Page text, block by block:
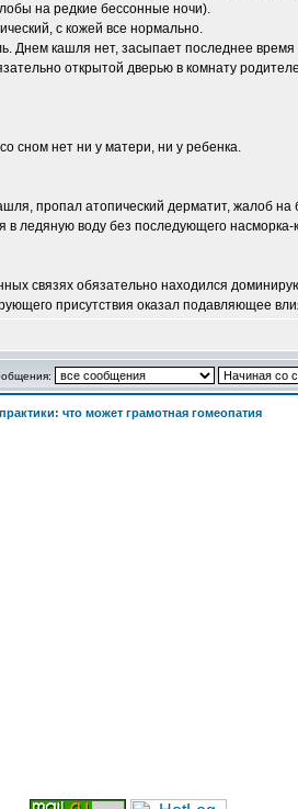
на редкие бессонные ночи).
с кожей все нормально.
Днем кашля нет, засыпает последнее
открытой дверью в комнату
сном нет ни у матери, ни у ребенка.
пропал атопический дерматит, жалоб
в ледяную воду без последующего насморка-
связях обязательно находился
присутствия оказал подавляющее
что может грамотная гомеопатия